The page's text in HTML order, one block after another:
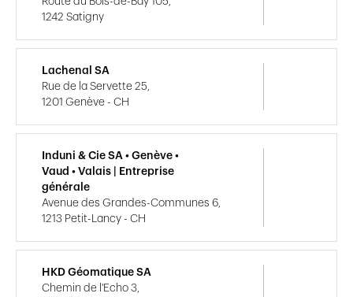
1242 Satigny
Lachenal SA
Rue de la Servette 25,
1201 Genève - CH
Induni & Cie SA • Genève •
Vaud • Valais | Entreprise
générale
Avenue des Grandes-Communes 6,
1213 Petit-Lancy - CH
HKD Géomatique SA
Chemin de l'Echo 3,